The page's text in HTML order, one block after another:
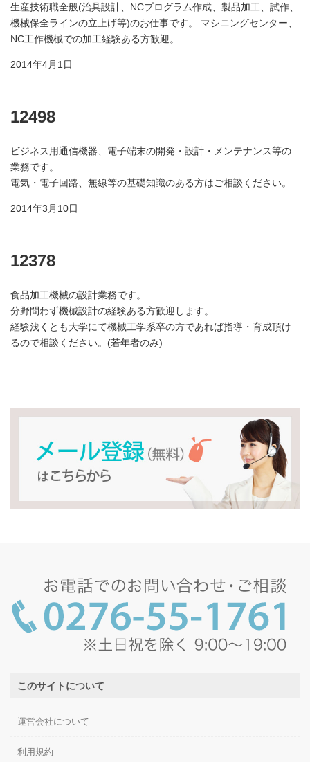
生産技術職全般(治具設計、NCプログラム作成、製品加工、試作、
機械保全ラインの立上げ等)のお仕事です。 マシニングセンター、
NC工作機械での加工経験ある方歓迎。
2014年4月1日
12498
ビジネス用通信機器、電子端末の開発・設計・メンテナンス等の
業務です。
電気・電子回路、無線等の基礎知識のある方はご相談ください。
2014年3月10日
12378
食品加工機械の設計業務です。
分野問わず機械設計の経験ある方歓迎します。
経験浅くとも大学にて機械工学系卒の方であれば指導・育成頂け
るので相談ください。(若年者のみ)
このサイトについて
運営会社について
利用規約